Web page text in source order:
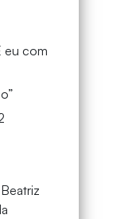
eu com